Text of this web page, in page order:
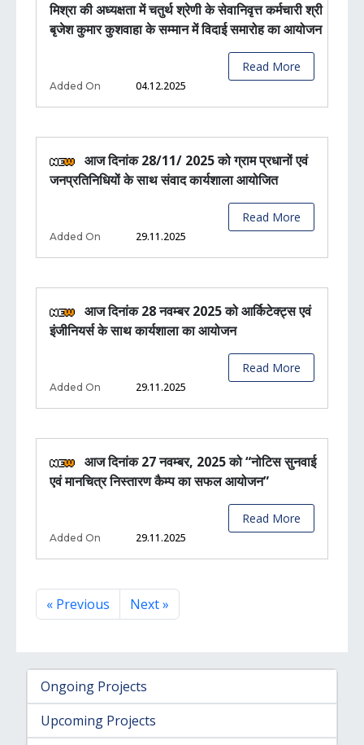
मिश्रा की अध्यक्षता में चतुर्थ श्रेणी के सेवानिवृत्त कर्मचारी श्री
बृजेश कुमार कुशवाहा के सम्मान में विदाई समारोह का आयोजन
Read More
Added On 04.12.2025
आज दिनांक 28/11/ 2025 को ग्राम प्रधानों एवं
जनप्रतिनिधियों के साथ संवाद कार्यशाला आयोजित
Read More
Added On 29.11.2025
आज दिनांक 28 नवम्बर 2025 को आर्किटेक्ट्स एवं
इंजीनियर्स के साथ कार्यशाला का आयोजन
Read More
Added On 29.11.2025
आज दिनांक 27 नवम्बर, 2025 को “नोटिस सुनवाई
एवं मानचित्र निस्तारण कैम्प का सफल आयोजन”
Read More
Added On 29.11.2025
« Previous Next »
Ongoing Projects
Upcoming Projects